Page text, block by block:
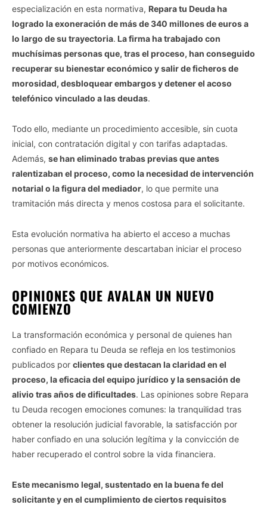
especialización en esta normativa, Repara tu Deuda ha
logrado la exoneración de más de 340 millones de euros a
lo largo de su trayectoria. La firma ha trabajado con
muchísimas personas que, tras el proceso, han conseguido
recuperar su bienestar económico y salir de ficheros de
morosidad, desbloquear embargos y detener el acoso
telefónico vinculado a las deudas.
Todo ello, mediante un procedimiento accesible, sin cuota
inicial, con contratación digital y con tarifas adaptadas.
Además, se han eliminado trabas previas que antes
ralentizaban el proceso, como la necesidad de intervención
notarial o la figura del mediador, lo que permite una
tramitación más directa y menos costosa para el solicitante.
Esta evolución normativa ha abierto el acceso a muchas
personas que anteriormente descartaban iniciar el proceso
por motivos económicos.
OPINIONES QUE AVALAN UN NUEVO
COMIENZO
La transformación económica y personal de quienes han
confiado en Repara tu Deuda se refleja en los testimonios
publicados por clientes que destacan la claridad en el
proceso, la eficacia del equipo jurídico y la sensación de
alivio tras años de dificultades. Las opiniones sobre Repara
tu Deuda recogen emociones comunes: la tranquilidad tras
obtener la resolución judicial favorable, la satisfacción por
haber confiado en una solución legítima y la convicción de
haber recuperado el control sobre la vida financiera.
Este mecanismo legal, sustentado en la buena fe del
solicitante y en el cumplimiento de ciertos requisitos